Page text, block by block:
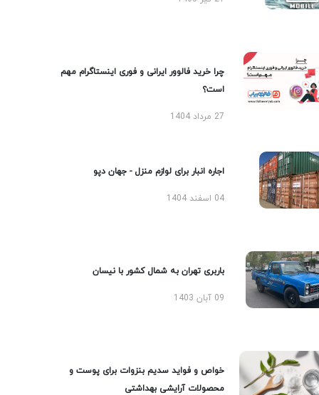
چرا خرید فالوور ایرانی و فوری اینستاگرام مهم
است؟
27 مرداد 1404
اجاره انبار برای لوازم منزل - جهان دپو
04 اسفند 1404
باربری تهران به شمال کشور با نیسان
09 آبان 1403
خواص و فواید سدیم بنزوات برای پوست و
محصولات آرایشی بهداشتی